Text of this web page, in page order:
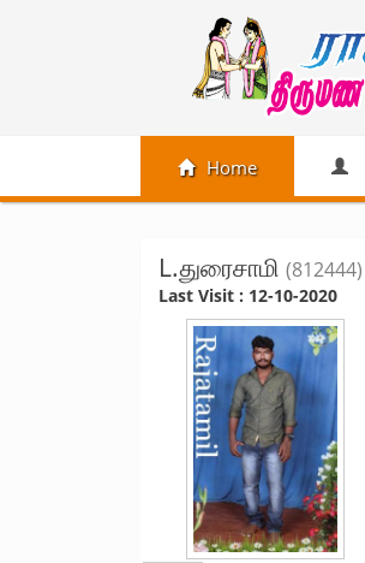
Home
L.துரைசாமி (812444)
Last Visit : 12-10-2020